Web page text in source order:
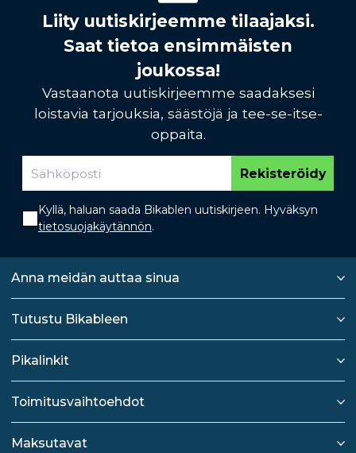
Liity uutiskirjeemme tilaajaksi.
Saat tietoa ensimmäisten
joukossa!
Vastaanota uutiskirjeemme saadaksesi
loistavia tarjouksia, säästöjä ja tee-se-itse-
oppaita.
Rekisteröidy
Kyllä, haluan saada Bikablen uutiskirjeen. Hyväksyn
tietosuojakäytännön.
Anna meidän auttaa sinua
Tutustu Bikableen
Pikalinkit
Toimitusvaihtoehdot
Maksutavat